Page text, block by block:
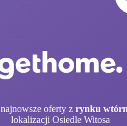
najnowsze oferty z rynku
lokalizacji Osiedle Witosa